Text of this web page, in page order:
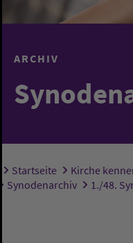
ARCHIV
Sie sind hier:
Startseite Kirche
Synodenarchiv
1./48.